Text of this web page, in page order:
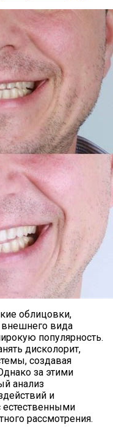
облицовки,
вида
популярность.
дисколорит,
создавая
за этими
анализ
и
естественными
рассмотрения.